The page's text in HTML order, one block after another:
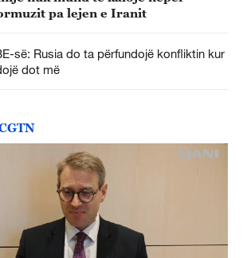
pa lejen e Iranit
së: Rusia do ta përfundojë konfliktin kur
dot më